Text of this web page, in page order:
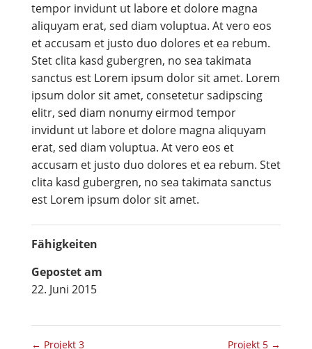
tempor invidunt ut labore et dolore magna
aliquyam erat, sed diam voluptua. At vero eos
et accusam et justo duo dolores et ea rebum.
Stet clita kasd gubergren, no sea takimata
sanctus est Lorem ipsum dolor sit amet. Lorem
ipsum dolor sit amet, consetetur sadipscing
elitr, sed diam nonumy eirmod tempor
invidunt ut labore et dolore magna aliquyam
erat, sed diam voluptua. At vero eos et
accusam et justo duo dolores et ea rebum. Stet
clita kasd gubergren, no sea takimata sanctus
est Lorem ipsum dolor sit amet.
Fähigkeiten
Gepostet am
22. Juni 2015
← Projekt 3 Projekt 5 →